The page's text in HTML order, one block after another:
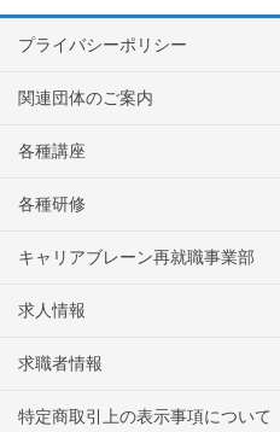
プライバシーポリシー
関連団体のご案内
各種講座
各種研修
キャリアブレーン再就職事業部
求人情報
求職者情報
特定商取引上の表示事項について